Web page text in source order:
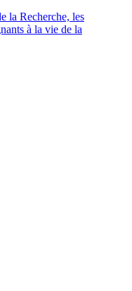
la Recherche, les
à la vie de la